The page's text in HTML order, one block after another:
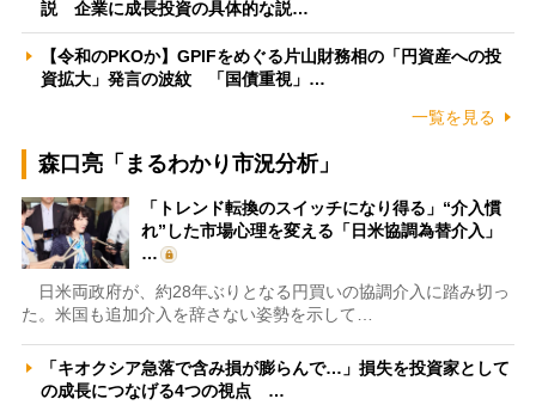
説 企業に成長投資の具体的な説…
【令和のPKOか】GPIFをめぐる片山財務相の「円資産への投
資拡大」発言の波紋 「国債重視」…
一覧を見る
森口亮「まるわかり市況分析」
「トレンド転換のスイッチになり得る」“介入慣
れ”した市場心理を変える「日米協調為替介入」
…
日米両政府が、約28年ぶりとなる円買いの協調介入に踏み切っ
た。米国も追加介入を辞さない姿勢を示して…
「キオクシア急落で含み損が膨らんで…」損失を投資家として
の成長につなげる4つの視点 …